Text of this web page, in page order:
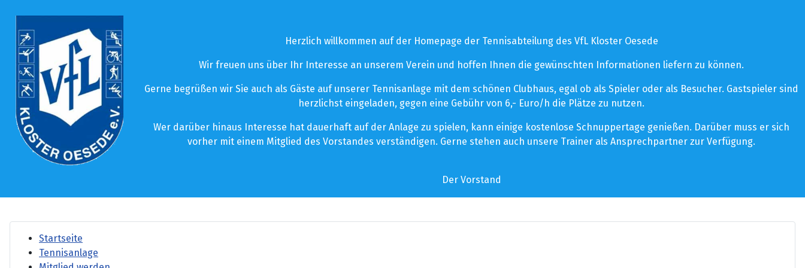
Herzlich willkommen auf der Homepage der Tennisabteilung des VfL Kloster Oesede
Wir freuen uns über Ihr Interesse an unserem Verein und hoffen Ihnen die gewünschten Informationen liefern zu können.
Gerne begrüßen wir Sie auch als Gäste auf unserer Tennisanlage mit dem schönen Clubhaus, egal ob als Spieler oder als Besucher. Gastspieler sind
herzlichst eingeladen, gegen eine Gebühr von 6,- Euro/h die Plätze zu nutzen.
Wer darüber hinaus Interesse hat dauerhaft auf der Anlage zu spielen, kann einige kostenlose Schnuppertage genießen. Darüber muss er sich
vorher mit einem Mitglied des Vorstandes verständigen. Gerne stehen auch unsere Trainer als Ansprechpartner zur Verfügung.
Der Vorstand
Startseite
Tennisanlage